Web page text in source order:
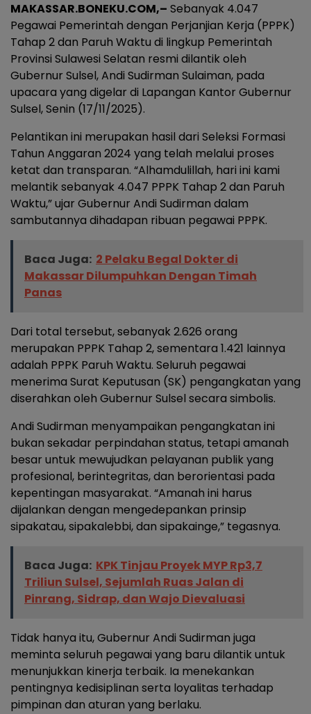
MAKASSAR.BONEKU.COM,– Sebanyak 4.047
Pegawai Pemerintah dengan Perjanjian Kerja (PPPK)
Tahap 2 dan Paruh Waktu di lingkup Pemerintah
Provinsi Sulawesi Selatan resmi dilantik oleh
Gubernur Sulsel, Andi Sudirman Sulaiman, pada
upacara yang digelar di Lapangan Kantor Gubernur
Sulsel, Senin (17/11/2025).
Pelantikan ini merupakan hasil dari Seleksi Formasi
Tahun Anggaran 2024 yang telah melalui proses
ketat dan transparan. “Alhamdulillah, hari ini kami
melantik sebanyak 4.047 PPPK Tahap 2 dan Paruh
Waktu,” ujar Gubernur Andi Sudirman dalam
sambutannya dihadapan ribuan pegawai PPPK.
Baca Juga: 2 Pelaku Begal Dokter di
Makassar Dilumpuhkan Dengan Timah
Panas
Dari total tersebut, sebanyak 2.626 orang
merupakan PPPK Tahap 2, sementara 1.421 lainnya
adalah PPPK Paruh Waktu. Seluruh pegawai
menerima Surat Keputusan (SK) pengangkatan yang
diserahkan oleh Gubernur Sulsel secara simbolis.
Andi Sudirman menyampaikan pengangkatan ini
bukan sekadar perpindahan status, tetapi amanah
besar untuk mewujudkan pelayanan publik yang
profesional, berintegritas, dan berorientasi pada
kepentingan masyarakat. “Amanah ini harus
dijalankan dengan mengedepankan prinsip
sipakatau, sipakalebbi, dan sipakainge,” tegasnya.
Baca Juga: KPK Tinjau Proyek MYP Rp3,7
Triliun Sulsel, Sejumlah Ruas Jalan di
Pinrang, Sidrap, dan Wajo Dievaluasi
Tidak hanya itu, Gubernur Andi Sudirman juga
meminta seluruh pegawai yang baru dilantik untuk
menunjukkan kinerja terbaik. Ia menekankan
pentingnya kedisiplinan serta loyalitas terhadap
pimpinan dan aturan yang berlaku.